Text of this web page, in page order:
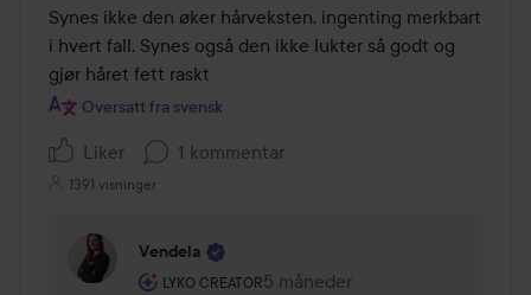
av
5
Synes ikke den øker hårveksten, ingenting merkbart
i hvert fall. Synes også den ikke lukter så godt og
gjør håret fett raskt
Oversatt fra svensk
Liker 1 kommentar
1391 visninger
Vendela
LYKO CREATOR
Brukerens rolle: Lyko Creator.
5 måneder
Kommentaren lades 5 måneder